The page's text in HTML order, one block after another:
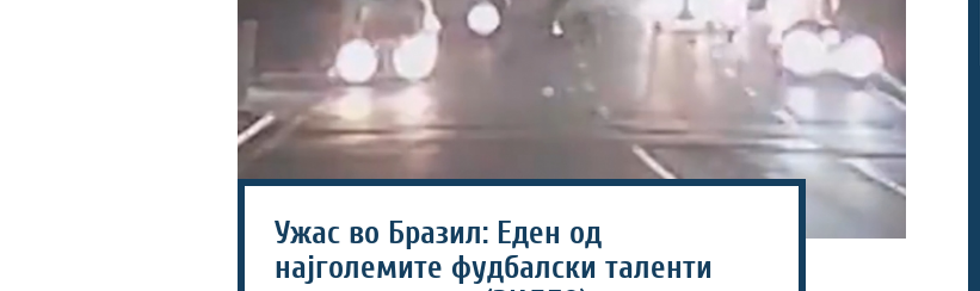
Ужас во Бразил: Еден од
најголемите фудбалски таленти